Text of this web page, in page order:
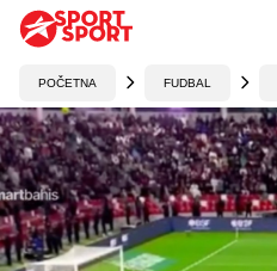
POČETNA FUDBAL